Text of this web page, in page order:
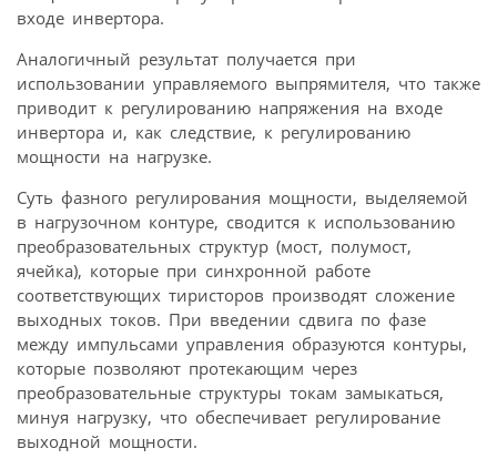
входе инвертора.
Аналогичный результат получается при
использовании управляемого выпрямителя, что также
приводит к регулированию напряжения на входе
инвертора и, как следствие, к регулированию
мощности на нагрузке.
Суть фазного регулирования мощности, выделяемой
в нагрузочном контуре, сводится к использованию
преобразовательных структур (мост, полумост,
ячейка), которые при синхронной работе
соответствующих тиристоров производят сложение
выходных токов. При введении сдвига по фазе
между импульсами управления образуются контуры,
которые позволяют протекающим через
преобразовательные структуры токам замыкаться,
минуя нагрузку, что обеспечивает регулирование
выходной мощности.